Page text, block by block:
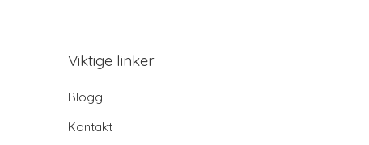
Viktige linker
Blogg
Kontakt